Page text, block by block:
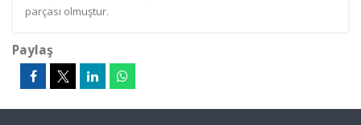
parçası olmuştur.
Paylaş